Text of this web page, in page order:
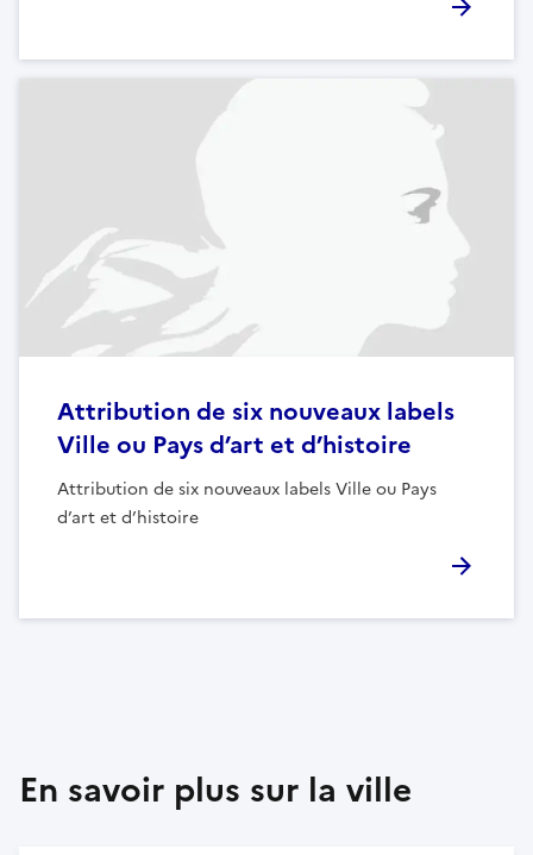
Attribution de six nouveaux labels
Ville ou Pays d’art et d’histoire
Attribution de six nouveaux labels Ville ou Pays
d’art et d’histoire
En savoir plus sur la ville